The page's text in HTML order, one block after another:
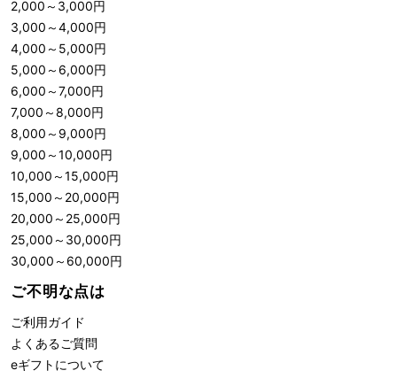
2,000 ～ 3,000円
3,000 ～4,000円
4,000 ～ 5,000円
5,000 ～ 6,000円
6,000 ～7,000円
7,000 ～8,000円
8,000 ～ 9,000円
9,000 ～10,000円
10,000 ～15,000円
15,000 ～ 20,000円
20,000 ～ 25,000円
25,000 ～ 30,000円
30,000 ～ 60,000円
ご不明な点は
ご利用ガイド
よくあるご質問
eギフトについて